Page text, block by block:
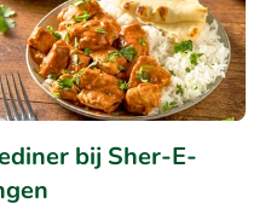
bij Sher-E-